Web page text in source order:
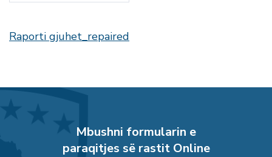
Raporti gjuhet_repaired
Mbushni formularin e
paraqitjes së rastit Online